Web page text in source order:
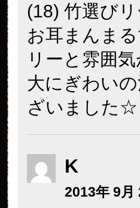
(18) 竹選び
お耳まんま
リーと雰囲
大にぎわい
ざいました☆
K
2013年 9月